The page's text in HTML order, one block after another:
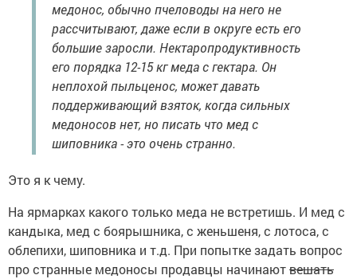
медонос, обычно пчеловоды на него не
рассчитывают, даже если в округе есть его
большие заросли. Нектаропродуктивность
его порядка 12-15 кг меда с гектара. Он
неплохой пыльценос, может давать
поддерживающий взяток, когда сильных
медоносов нет, но писать что мед с
шиповника - это очень странно.
Это я к чему.
На ярмарках какого только меда не встретишь. И мед с
кандыка, мед с боярышника, с женьшеня, с лотоса, с
облепихи, шиповника и т.д. При попытке задать вопрос
про странные медоносы продавцы начинаютвешать